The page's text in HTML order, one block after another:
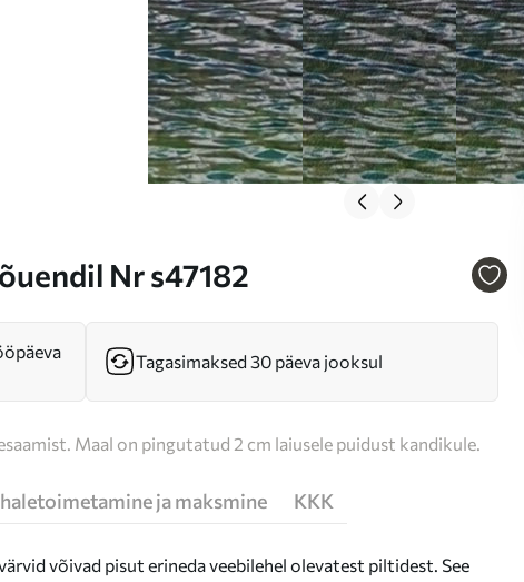
Nr s47182
Tagasimaksed 30 päeva jooksul
Maal on pingutatud 2 cm laiusele puidust kandikule.
ja maksmine KKK
võivad pisut erineda veebilehel olevatest piltidest. See